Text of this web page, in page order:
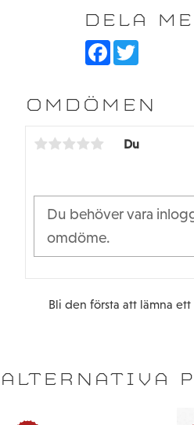
DELA
F
b
o
T
t
e
OMDÖMEN
Du
Bli den första att lämna
ALTERNATIVA